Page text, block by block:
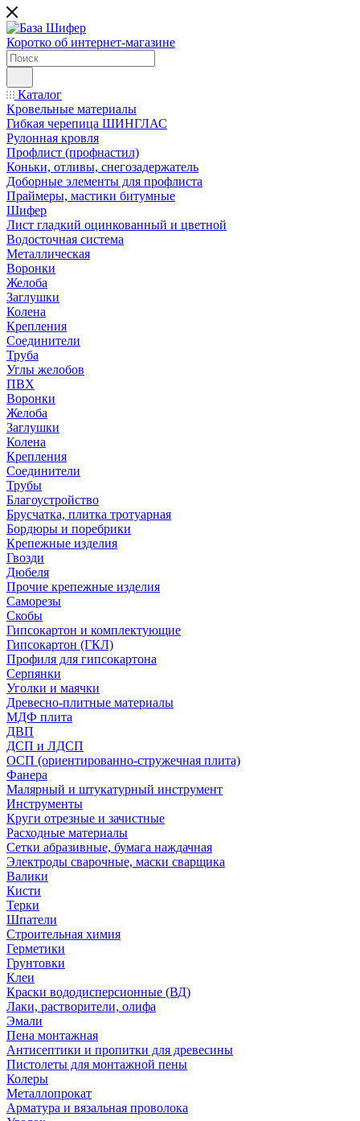
Коротко об интернет-магазине
Каталог
Кровельные материалы
Гибкая черепица ШИНГЛАС
Рулонная кровля
Профлист (профнастил)
Коньки, отливы, снегозадержатель
Доборные элементы для профлиста
Праймеры, мастики битумные
Шифер
Лист гладкий оцинкованный и цветной
Водосточная система
Металлическая
Воронки
Желоба
Заглушки
Колена
Крепления
Соединители
Труба
Углы желобов
ПВХ
Воронки
Желоба
Заглушки
Колена
Крепления
Соединители
Трубы
Благоустройство
Брусчатка, плитка тротуарная
Бордюры и поребрики
Крепежные изделия
Гвозди
Дюбеля
Прочие крепежные изделия
Саморезы
Скобы
Гипсокартон и комплектующие
Гипсокартон (ГКЛ)
Профиля для гипсокартона
Серпянки
Уголки и маячки
Древесно-плитные материалы
МДФ плита
ДВП
ДСП и ЛДСП
ОСП (ориентированно-стружечная плита)
Фанера
Малярный и штукатурный инструмент
Инструменты
Круги отрезные и зачистные
Расходные материалы
Сетки абразивные, бумага наждачная
Электроды сварочные, маски сварщика
Валики
Кисти
Терки
Шпатели
Строительная химия
Герметики
Грунтовки
Клеи
Краски вододисперсионные (ВД)
Лаки, растворители, олифа
Эмали
Пена монтажная
Антисептики и пропитки для древесины
Пистолеты для монтажной пены
Колеры
Металлопрокат
Арматура и вязальная проволока